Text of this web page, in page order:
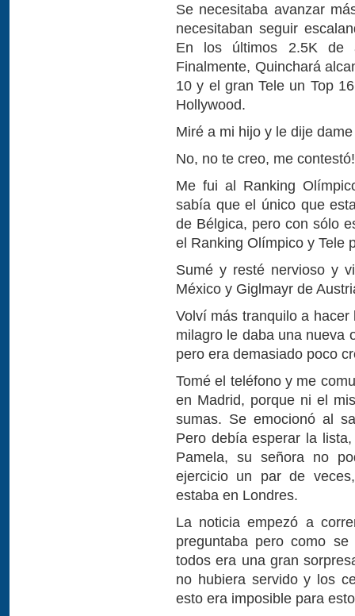
Se necesitaba avanzar
necesitaban seguir
En los últimos 2.5K de
Finalmente, Quinchará
10 y el gran Tele un Top
Hollywood.
Miré a mi hijo y le dije
No, no te creo, me contestó!
Me fui al Ranking
sabía que el único que
de Bélgica, pero con sólo
el Ranking Olímpico y Tele
Sumé y resté nervioso y
México y Giglmayr de
Volví más tranquilo a
milagro le daba una nueva
pero era demasiado poco
Tomé el teléfono y me
en Madrid, porque ni el
sumas. Se emocionó al
Pero debía esperar la
Pamela, su señora no
ejercicio un par de
estaba en Londres.
La noticia empezó a
preguntaba pero como
todos era una gran
no hubiera servido y los
esto era imposible para